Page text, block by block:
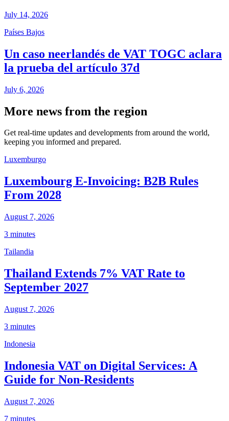
July 14, 2026
Países Bajos
Un caso neerlandés de VAT TOGC aclara
la prueba del artículo 37d
July 6, 2026
More news from the region
Get real-time updates and developments from around the world,
keeping you informed and prepared.
Luxemburgo
Luxembourg E-Invoicing: B2B Rules
From 2028
August 7, 2026
3 minutes
Tailandia
Thailand Extends 7% VAT Rate to
September 2027
August 7, 2026
3 minutes
Indonesia
Indonesia VAT on Digital Services: A
Guide for Non-Residents
August 7, 2026
7 minutes